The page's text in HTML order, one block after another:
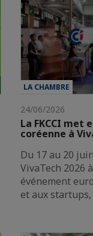
LA CHAMBRE
24/06/2026
La FKCCI met
coréenne à
Du 17 au 20
VivaTech 2026
événement
et aux